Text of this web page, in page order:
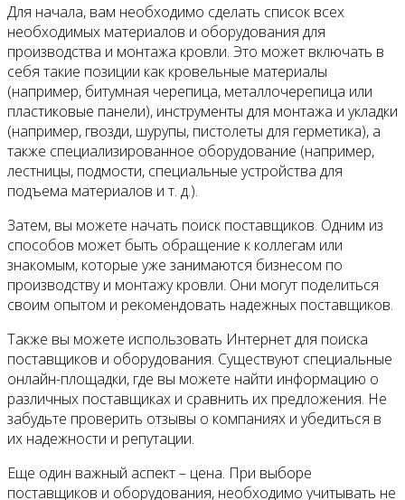
Для начала, вам необходимо сделать список всех
необходимых материалов и оборудования для
производства и монтажа кровли. Это может включать в
себя такие позиции как кровельные материалы
(например, битумная черепица, металлочерепица или
пластиковые панели), инструменты для монтажа и укладки
(например, гвозди, шурупы, пистолеты для герметика), а
также специализированное оборудование (например,
лестницы, подмости, специальные устройства для
подъема материалов и т. д.).
Затем, вы можете начать поиск поставщиков. Одним из
способов может быть обращение к коллегам или
знакомым, которые уже занимаются бизнесом по
производству и монтажу кровли. Они могут поделиться
своим опытом и рекомендовать надежных поставщиков.
Также вы можете использовать Интернет для поиска
поставщиков и оборудования. Существуют специальные
онлайн-площадки, где вы можете найти информацию о
различных поставщиках и сравнить их предложения. Не
забудьте проверить отзывы о компаниях и убедиться в
их надежности и репутации.
Еще один важный аспект – цена. При выборе
поставщиков и оборудования, необходимо учитывать не